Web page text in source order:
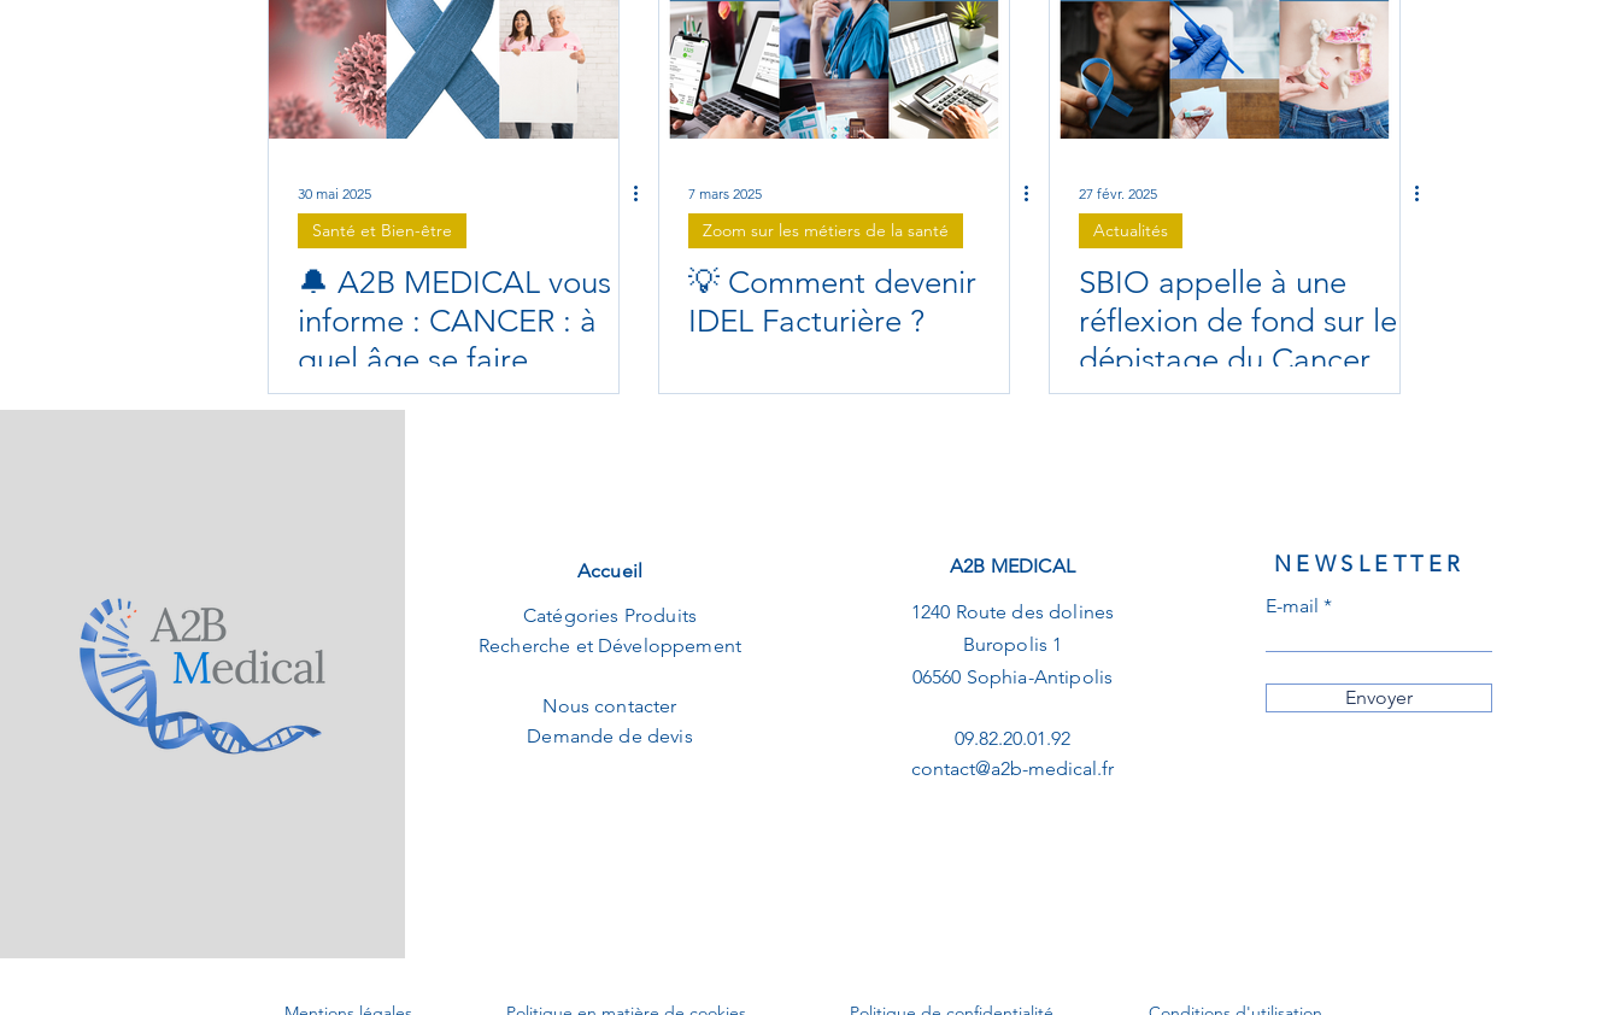
30 mai 2025
Santé et Bien-être
🔔 A2B MEDICAL vous
informe : CANCER : à
quel âge se faire
dépister ? Que faire ?
7 mars 2025
Zoom sur les métiers de la santé
💡 Comment devenir
IDEL Facturière ?
27 févr. 2025
Actualités
SBIO appelle à une
réflexion de fond sur le
dépistage du Cancer
Colorectal
Accueil
Catégories Produits
Recherche et Développement
Nous contacter
Demande de devis
A2B MEDICAL
1240 Route des dolines
Buropolis 1
06560 Sophia-Antipolis
09.82.20.01.92
contact@a2b-medical.fr
NEWSLETTER
E-mail
Envoyer